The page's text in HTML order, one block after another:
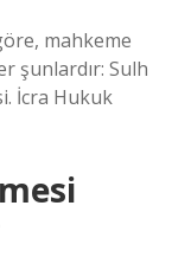
mahkeme
şunlardır: Sulh
İcra Hukuk